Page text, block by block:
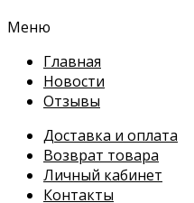
Меню
Главная
Новости
Отзывы
Доставка и оплата
Возврат товара
Личный кабинет
Контакты